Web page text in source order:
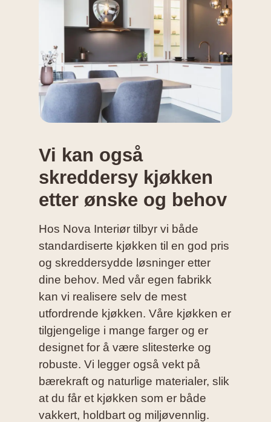
Vi kan også
skreddersy kjøkken
etter ønske og behov
Hos Nova Interiør tilbyr vi både
standardiserte kjøkken til en god pris
og skreddersydde løsninger etter
dine behov. Med vår egen fabrikk
kan vi realisere selv de mest
utfordrende kjøkken. Våre kjøkken er
tilgjengelige i mange farger og er
designet for å være slitesterke og
robuste. Vi legger også vekt på
bærekraft og naturlige materialer, slik
at du får et kjøkken som er både
vakkert, holdbart og miljøvennlig.